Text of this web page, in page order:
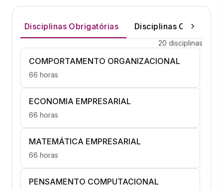
Disciplinas Obrigatórias Disciplinas Optativas
20 disciplinas
COMPORTAMENTO ORGANIZACIONAL
66 horas
ECONOMIA EMPRESARIAL
66 horas
MATEMÁTICA EMPRESARIAL
66 horas
PENSAMENTO COMPUTACIONAL